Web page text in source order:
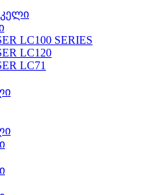
LC100 SERIES
LC120
LC71